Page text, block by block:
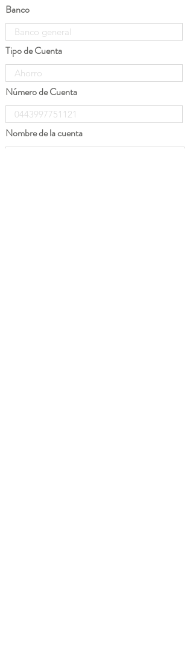
Banco
Tipo de Cuenta
Número de Cuenta
Nombre de la cuenta